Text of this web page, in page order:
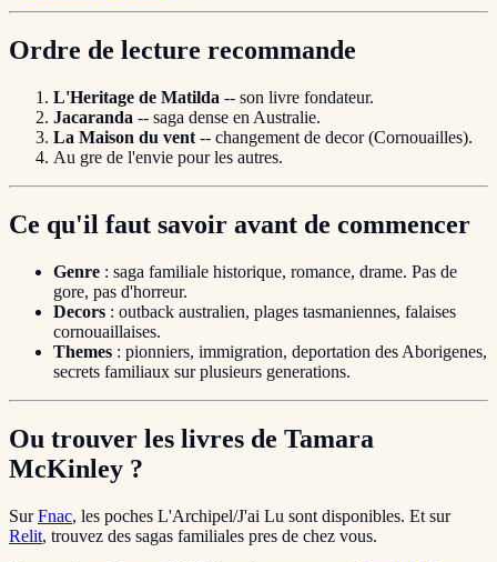
Ordre de lecture recommande
L'Heritage de Matilda -- son livre fondateur.
Jacaranda -- saga dense en Australie.
La Maison du vent -- changement de decor (Cornouailles).
Au gre de l'envie pour les autres.
Ce qu'il faut savoir avant de commencer
Genre : saga familiale historique, romance, drame. Pas de
gore, pas d'horreur.
Decors : outback australien, plages tasmaniennes, falaises
cornouaillaises.
Themes : pionniers, immigration, deportation des Aborigenes,
secrets familiaux sur plusieurs generations.
Ou trouver les livres de Tamara
McKinley ?
SurFnac, les poches L'Archipel/J'ai Lu sont disponibles. Et sur
Relit, trouvez des sagas familiales pres de chez vous.